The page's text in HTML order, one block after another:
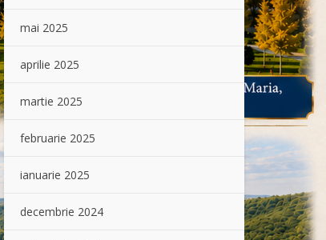
mai 2025
aprilie 2025
martie 2025
februarie 2025
ianuarie 2025
decembrie 2024